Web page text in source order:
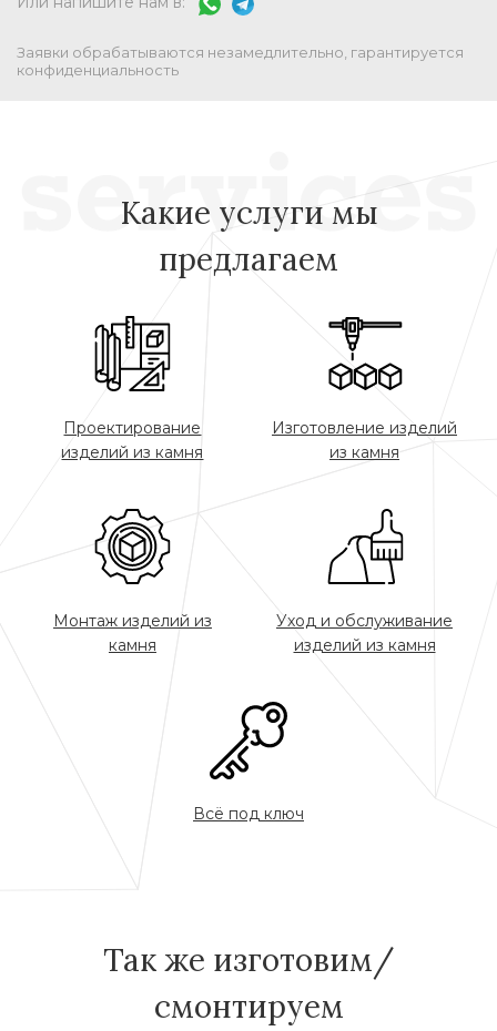
Заявки обрабатываются незамедлительно, гарантируется
конфиденциальность
Какие услуги мы
предлагаем
Проектирование
изделий из камня
Изготовление изделий
из камня
Монтаж изделий из
камня
Уход и обслуживание
изделий из камня
Всё под ключ
Так же изготовим/
смонтируем